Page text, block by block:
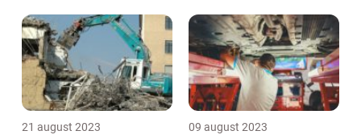
21 august 2023 09 august 2023